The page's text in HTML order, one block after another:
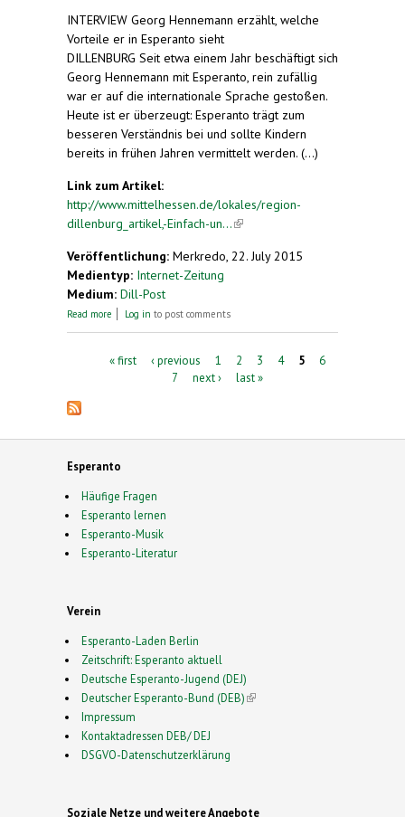
INTERVIEW Georg Hennemann erzählt, welche
Vorteile er in Esperanto sieht
DILLENBURG Seit etwa einem Jahr beschäftigt sich
Georg Hennemann mit Esperanto, rein zufällig
war er auf die internationale Sprache gestoßen.
Heute ist er überzeugt: Esperanto trägt zum
besseren Verständnis bei und sollte Kindern
bereits in frühen Jahren vermittelt werden. (...)
Link zum Artikel:
http://www.mittelhessen.de/lokales/region-
dillenburg_artikel,-Einfach-un...(link is external)
Veröffentlichung: Merkredo, 22. July 2015
Medientyp: Internet-Zeitung
Medium: Dill-Post
Read more about "Einfach und gehaltvoll zugleich"
Log in to post comments
Pages« first ‹ previous 1 2 3 4 5
6
7
next › last »
Esperanto
Häufige Fragen
Esperanto lernen
Esperanto-Musik
Esperanto-Literatur
Verein
Esperanto-Laden Berlin
Zeitschrift: Esperanto aktuell
Deutsche Esperanto-Jugend (DEJ)
Deutscher Esperanto-Bund (DEB)(link is external)
Impressum
Kontaktadressen DEB/ DEJ
DSGVO-Datenschutzerklärung
Soziale Netze und weitere Angebote